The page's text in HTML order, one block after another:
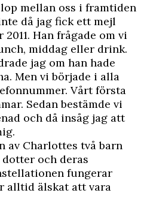
mellan oss i framtiden
då jag fick ett mejl
Han frågade om vi
middag eller drink.
jag om han hade
Men vi började i alla
Vårt första
Sedan bestämde vi
och då insåg jag att
av Charlottes två barn
och deras
fungerar
alltid älskat att vara